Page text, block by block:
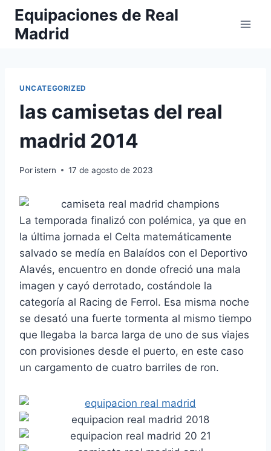
Saltar
contenido
Equipaciones de Real
Madrid
UNCATEGORIZED
las camisetas del real
madrid 2014
Por istern 17 de agosto de 2023
La temporada finalizó con polémica, ya que en
la última jornada el Celta matemáticamente
salvado se medía en Balaídos con el Deportivo
Alavés, encuentro en donde ofreció una mala
imagen y cayó derrotado, costándole la
categoría al Racing de Ferrol. Esa misma noche
se desató una fuerte tormenta al mismo tiempo
que llegaba la barca larga de uno de sus viajes
con provisiones desde el puerto, en este caso
un cargamento de cuatro barriles de ron.